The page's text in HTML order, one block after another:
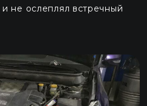
не ослеплял встречный